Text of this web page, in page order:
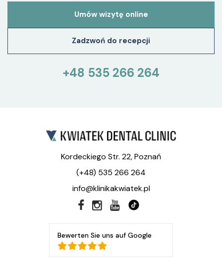
Umów wizytę online
Zadzwoń do recepcji
+48 535 266 264
Kordeckiego Str. 22, Poznań
(+48) 535 266 264
info@klinikakwiatek.pl
Bewerten Sie uns auf Google